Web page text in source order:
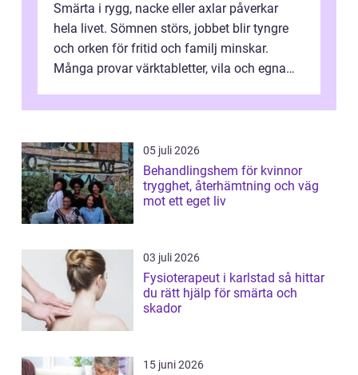
Smärta i rygg, nacke eller axlar påverkar
hela livet. Sömnen störs, jobbet blir tyngre
och orken för fritid och familj minskar.
Många provar värktabletter, vila och egna
05 juli 2026
Behandlingshem för kvinnor
trygghet, återhämtning och väg
mot ett eget liv
03 juli 2026
Fysioterapeut i karlstad så hittar
du rätt hjälp för smärta och
skador
15 juni 2026